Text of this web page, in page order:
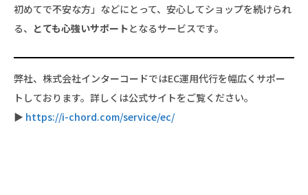
初めてで不安な方」などにとって、安心してショップを続けられ
る、 とても心強いサポートとなるサービスです。
弊社、株式会社インターコードではEC運用代行を幅広くサポー
トしております。詳しくは公式サイトをご覧ください。
▶ https://i-chord.com/service/ec/